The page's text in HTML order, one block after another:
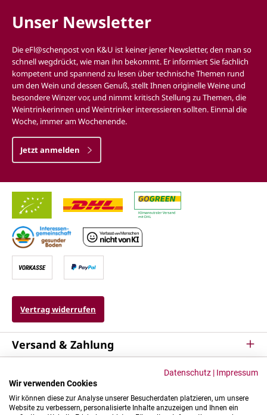
Unser Newsletter
Die eFl@schenpost von K&U ist keiner jener Newsletter, den man so
schnell wegdrückt, wie man ihn bekommt. Er informiert Sie fachlich
kompetent und spannend zu lesen über technische Themen rund
um den Wein und dessen Genuß, stellt Ihnen originelle Weine und
besondere Winzer vor, und nimmt kritisch Stellung zu Themen, die
Weintrinkerinnen und Weintrinker interessieren sollten. Einmal die
Woche, immer am Wochenende.
Jetzt anmelden
Vertrag widerrufen
Versand & Zahlung
Kontakt & Mehr
Datenschutz | Impressum
Wir verwenden Cookies
Wir können diese zur Analyse unserer Besucherdaten platzieren, um unsere
Website zu verbessern, personalisierte Inhalte anzuzeigen und Ihnen ein